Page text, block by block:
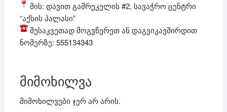
მის: დავით გამრეკელის #2, სავაჭრო ცენტრი
“აქსის პალასი”
შესაკვეთად მოგვწერეთ ან დაგვიკავშირდით
ნომერზე: 555134343
მიმოხილვა
მიმოხილვები ჯერ არ არის.